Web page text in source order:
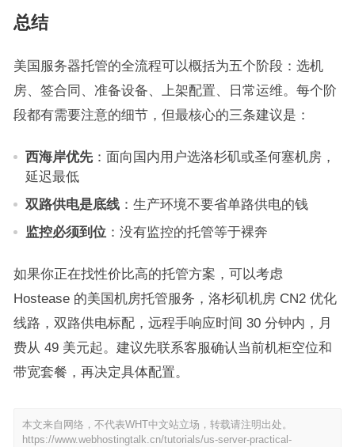
总结
美国服务器托管的全流程可以概括为五个阶段：选机
房、签合同、准备设备、上架配置、日常运维。每个阶
段都有需要注意的细节，但最核心的三条建议是：
西海岸优先：面向国内用户选洛杉矶或圣何塞机房，
延迟最低
双路供电是底线：生产环境不要省单路供电的钱
监控必须到位：没有监控的托管等于裸奔
如果你正在找性价比高的托管方案，可以考虑
Hostease 的美国机房托管服务，洛杉矶机房 CN2 优化
线路，双路供电标配，远程手响应时间 30 分钟内，月
费从 49 美元起。建议先联系客服确认当前机柜空位和
带宽套餐，再决定具体配置。
本文来自网络，不代表WHT中文站立场，转载请注明出处。
https://www.webhostingtalk.cn/tutorials/us-server-practical-